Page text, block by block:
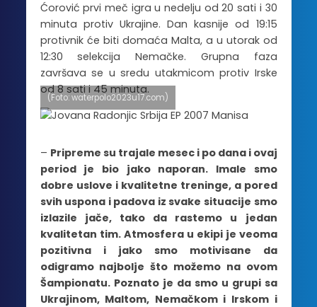
Ćorović prvi meč igra u nedelju od 20 sati i 30
minuta protiv Ukrajine. Dan kasnije od 19:15
protivnik će biti domaća Malta, a u utorak od
12:30 selekcija Nemačke. Grupna faza
završava se u sredu utakmicom protiv Irske
od 8 sati i 45 minuta.
(Foto: waterpolo2023u17.com)
– Pripreme su trajale mesec i po dana i ovaj
period je bio jako naporan. Imale smo
dobre uslove i kvalitetne treninge, a pored
svih uspona i padova iz svake situacije smo
izlazile jače, tako da rastemo u jedan
kvalitetan tim. Atmosfera u ekipi je veoma
pozitivna i jako smo motivisane da
odigramo najbolje što možemo na ovom
Šampionatu. Poznato je da smo u grupi sa
Ukrajinom, Maltom, Nemačkom i Irskom i